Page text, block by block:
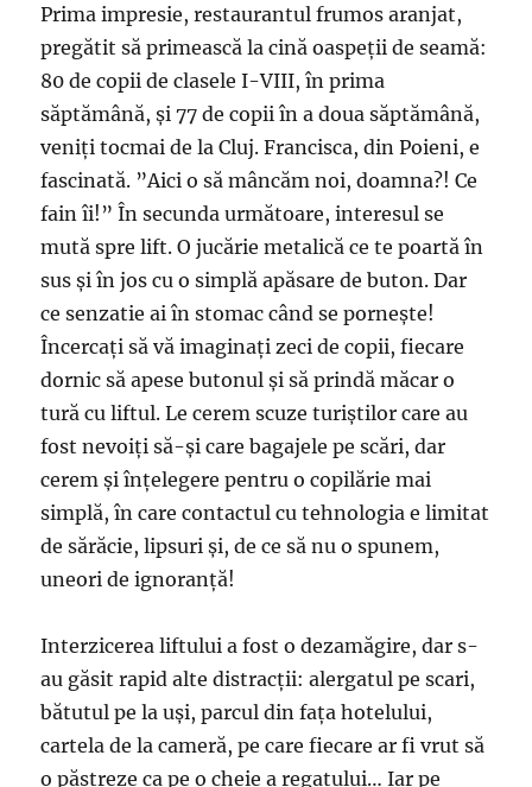
Prima impresie, restaurantul frumos aranjat,
pregătit să primească la cină oaspeții de seamă:
80 de copii de clasele I-VIII, în prima
săptămână, și 77 de copii în a doua săptămână,
veniți tocmai de la Cluj. Francisca, din Poieni, e
fascinată. ”Aici o să mâncăm noi, doamna?! Ce
fain îi!” În secunda următoare, interesul se
mută spre lift. O jucărie metalică ce te poartă în
sus și în jos cu o simplă apăsare de buton. Dar
ce senzatie ai în stomac când se pornește!
Încercați să vă imaginați zeci de copii, fiecare
dornic să apese butonul și să prindă măcar o
tură cu liftul. Le cerem scuze turiștilor care au
fost nevoiți să-și care bagajele pe scări, dar
cerem și înțelegere pentru o copilărie mai
simplă, în care contactul cu tehnologia e limitat
de sărăcie, lipsuri și, de ce să nu o spunem,
uneori de ignoranță!
Interzicerea liftului a fost o dezamăgire, dar s-
au găsit rapid alte distracții: alergatul pe scari,
bătutul pe la uși, parcul din fața hotelului,
cartela de la cameră, pe care fiecare ar fi vrut să
o păstreze ca pe o cheie a regatului… Iar pe